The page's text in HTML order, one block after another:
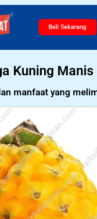
Beli Sekarang
Kuning Manis
manfaat yang